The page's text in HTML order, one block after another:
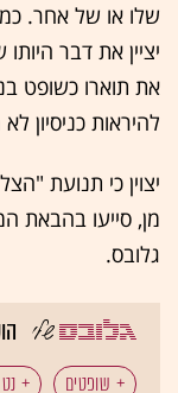
שלו או של אחר.
יציין את דבר
את תוארו כשופט
להיראות כניסיון
יצוין כי תנועת
מן, סייעו בהבאת
גלובס.
שופטים